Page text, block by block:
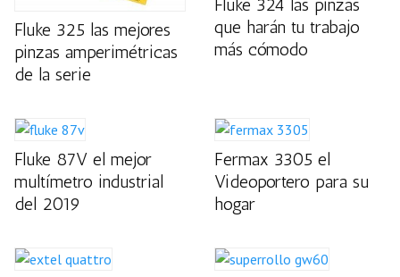
Fluke 325 las mejores
pinzas amperimétricas
de la serie
Fluke 324 las pinzas
que harán tu trabajo
más cómodo
Fluke 87V el mejor
multímetro industrial
del 2019
Fermax 3305 el
Videoportero para su
hogar